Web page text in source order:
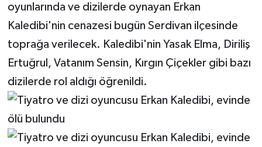
oyunlarında ve dizilerde oynayan Erkan
Kaledibi'nin cenazesi bugün Serdivan ilçesinde
toprağa verilecek. Kaledibi'nin Yasak Elma, Diriliş
Ertuğrul, Vatanım Sensin, Kırgın Çiçekler gibi bazı
dizilerde rol aldığı öğrenildi.